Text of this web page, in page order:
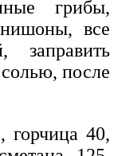
грибы,
все
заправить
после
40,